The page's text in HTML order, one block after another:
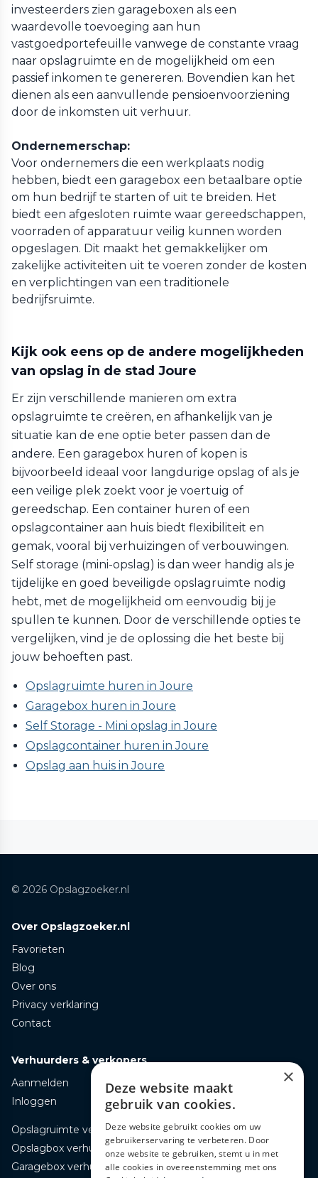
investeerders zien garageboxen als een
waardevolle toevoeging aan hun
vastgoedportefeuille vanwege de constante vraag
naar opslagruimte en de mogelijkheid om een
passief inkomen te genereren. Bovendien kan het
dienen als een aanvullende pensioenvoorziening
door de inkomsten uit verhuur.
Ondernemerschap:
Voor ondernemers die een werkplaats nodig
hebben, biedt een garagebox een betaalbare optie
om hun bedrijf te starten of uit te breiden. Het
biedt een afgesloten ruimte waar gereedschappen,
voorraden of apparatuur veilig kunnen worden
opgeslagen. Dit maakt het gemakkelijker om
zakelijke activiteiten uit te voeren zonder de kosten
en verplichtingen van een traditionele
bedrijfsruimte.
Kijk ook eens op de andere mogelijkheden
van opslag in de stad Joure
Er zijn verschillende manieren om extra
opslagruimte te creëren, en afhankelijk van je
situatie kan de ene optie beter passen dan de
andere. Een garagebox huren of kopen is
bijvoorbeeld ideaal voor langdurige opslag of als je
een veilige plek zoekt voor je voertuig of
gereedschap. Een container huren of een
opslagcontainer aan huis biedt flexibiliteit en
gemak, vooral bij verhuizingen of verbouwingen.
Self storage (mini-opslag) is dan weer handig als je
tijdelijke en goed beveiligde opslagruimte nodig
hebt, met de mogelijkheid om eenvoudig bij je
spullen te kunnen. Door de verschillende opties te
vergelijken, vind je de oplossing die het beste bij
jouw behoeften past.
Opslagruimte huren in Joure
Garagebox huren in Joure
Self Storage - Mini opslag in Joure
Opslagcontainer huren in Joure
Opslag aan huis in Joure
© 2026 Opslagzoeker.nl
Over Opslagzoeker.nl
Favorieten
Blog
Over ons
Privacy verklaring
Contact
Verhuurders & verkopers
Aanmelden
Inloggen
Opslagruimte verhuren
Opslagbox verhuren
Garagebox verhuren
×
Deze website maakt
gebruik van cookies.
Deze website gebruikt cookies om uw
gebruikerservaring te verbeteren. Door
onze website te gebruiken, stemt u in met
alle cookies in overeenstemming met ons